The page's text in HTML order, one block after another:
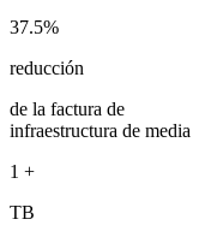
37.5%
reducción
de la factura de
infraestructura de media
1 +
TB